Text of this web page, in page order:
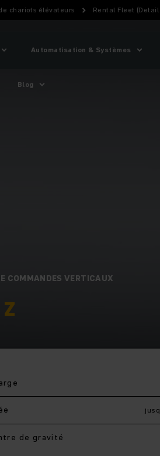
chariots élévateurs Rental Fleet
Automatisation & Systèmes
Blog
COMMANDES VERTICAUX
de gravité